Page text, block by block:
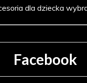
dla dziecka
Facebook